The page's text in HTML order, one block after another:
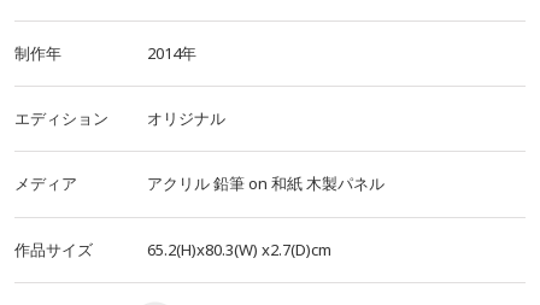
制作年 2014年
エディション オリジナル
メディア アクリル鉛筆on 和紙木製パネル
作品サイズ 65.2(H)x80.3(W) x2.7(D)cm